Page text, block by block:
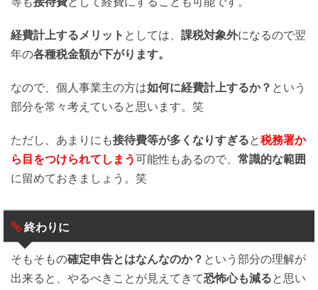
経費計上するメリット としては、 課税対象外になるので翌
年の各種税金額が下がります。
なので、個人事業主の方は如何に経費計上するか？ という
部分を常々考えていると思います。笑
ただし、あまりにも接待費等が多くなりすぎると税務署か
ら目をつけられてしまう可能性もあるので、 常識的な範囲
に留めておきましょう。笑
終わりに
そもそもの確定申告とはなんなのか？ という部分の理解が
出来ると、やるべきことが見えてきて恐怖心も減ると思い